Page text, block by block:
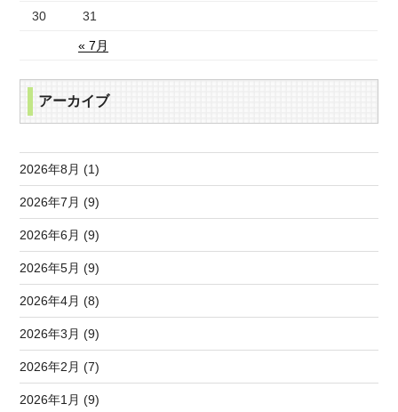
« 7月
30 31
アーカイブ
2026年8月 (1)
2026年7月 (9)
2026年6月 (9)
2026年5月 (9)
2026年4月 (8)
2026年3月 (9)
2026年2月 (7)
2026年1月 (9)